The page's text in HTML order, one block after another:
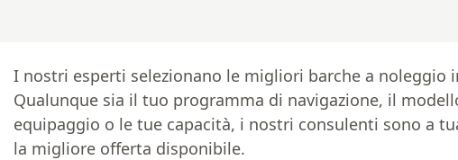
I nostri esperti selezionano le migliori barche a noleggio
Qualunque sia il tuo programma di navigazione, il
equipaggio o le tue capacità, i nostri consulenti sono a
la migliore offerta disponibile.